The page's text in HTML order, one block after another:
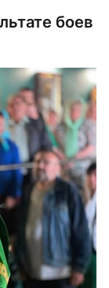
боев